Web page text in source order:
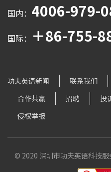
国内： 4006-979-
国际： ＋86-755-
功夫英语新闻 联系我们
合作共赢
招聘 投
侵权举报
© 2020 深圳市功夫英语科技服